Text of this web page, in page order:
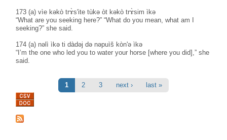
173 (a) vìe kəkò trɤ̀s'ite tùkə òt kəkò trɤ̀sim ìkə
“What are you seeking here?” “What do you mean, what am I
seeking?” she said.
174 (a) nəlì ìkə ti dàdəj də nəpuìš kòn'ə ìkə
“I’m the one who led you to water your horse [where you did],” she
said.
1 2 3 next › last »